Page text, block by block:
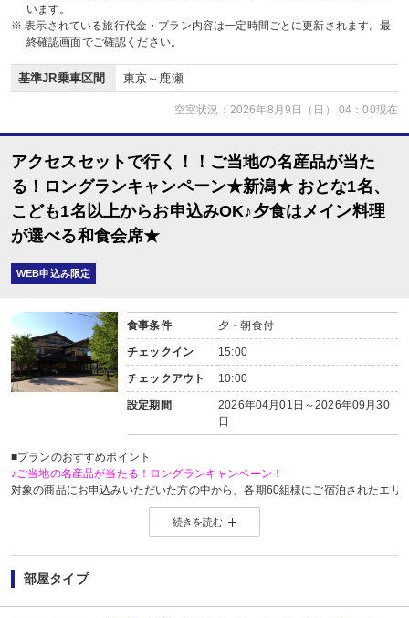
います。
※ 表示されている旅行代金・プラン内容は一定時間ごとに更新されます。最
終確認画面でご確認ください。
基準JR乗車区間 東京～鹿瀬
空室状況：2026年8月9日（日） 04：00現在
アクセスセットで行く！！ご当地の名産品が当た
る！ロングランキャンペーン★新潟★ おとな1名、
こども1名以上からお申込みOK♪夕食はメイン料理
が選べる和食会席★
WEB申込み限定
食事条件 夕・朝食付
チェックイン 15:00
チェックアウト 10:00
設定期間
2026年04月01日～2026年09月30
日
■プランのおすすめポイント
♪ご当地の名産品が当たる！ロングランキャンペーン！
対象の商品にお申込みいただいた方の中から、各期60組様にご宿泊されたエリ
※当選した方には各期終了後の翌月中旬頃にメールにてご連絡いたします。
当選した場合は、ご当地名産品発送のため、お客様の氏名・住所・電話番
ご当地名産品発送以外の目的では使用いたしません。
※「＠nta.co.jp」よりメールをお送りいたしますので、ドメイン受信設定を
※
ご当地名産品キャンペーンサイト 詳しくはこちら
【お楽しみメニュー】
・夕食時に日本酒1合又はソフトドリンク1杯付
続きを読む
部屋タイプ